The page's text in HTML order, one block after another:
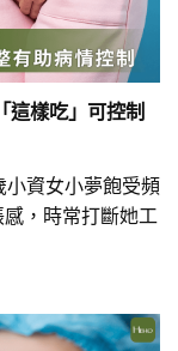
這樣吃」可控制
資女小夢飽受頻
，時常打斷她工